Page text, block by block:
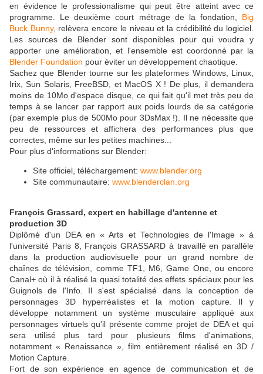
en évidence le professionalisme qui peut être atteint avec ce
programme. Le deuxième court métrage de la fondation, Big
Buck Bunny, relèvera encore le niveau et la crédibilité du logiciel.
Les sources de Blender sont disponibles pour qui voudra y
apporter une amélioration, et l'ensemble est coordonné par la
Blender Foundation pour éviter un développement chaotique.
Sachez que Blender tourne sur les plateformes Windows, Linux,
Irix, Sun Solaris, FreeBSD, et MacOS X ! De plus, il demandera
moins de 10Mo d'espace disque, ce qui fait qu'il met très peu de
temps à se lancer par rapport aux poids lourds de sa catégorie
(par exemple plus de 500Mo pour 3DsMax !). Il ne nécessite que
peu de ressources et affichera des performances plus que
correctes, même sur les petites machines...
Pour plus d'informations sur Blender:
Site officiel, téléchargement: www.blender.org
Site communautaire: www.blenderclan.org
François Grassard, expert en habillage d'antenne et
production 3D
Diplômé d'un DEA en « Arts et Technologies de l'Image » à
l'université Paris 8, François GRASSARD à travaillé en parallèle
dans la production audiovisuelle pour un grand nombre de
chaînes de télévision, comme TF1, M6, Game One, ou encore
Canal+ où il à réalisé la quasi totalité des effets spéciaux pour les
Guignols de l'Info. Il s'est spécialisé dans la conception de
personnages 3D hyperréalistes et la motion capture. Il y
développe notamment un système musculaire appliqué aux
personnages virtuels qu'il présente comme projet de DEA et qui
sera utilisé plus tard pour plusieurs films d'animations,
notamment « Renaissance », film entièrement réalisé en 3D /
Motion Capture.
Fort de son expérience en agence de communication et de